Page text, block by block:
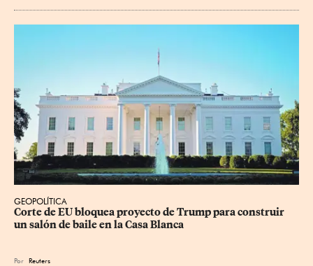
GEOPOLÍTICA
Corte de EU bloquea proyecto de Trump para construir
un salón de baile en la Casa Blanca
Por Reuters